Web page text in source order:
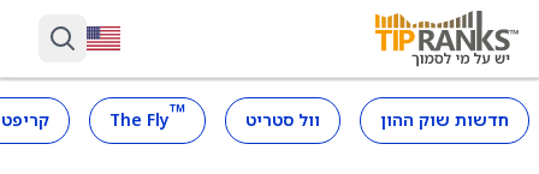
חדשות שוק ההון וול סטריט ™
The Fly